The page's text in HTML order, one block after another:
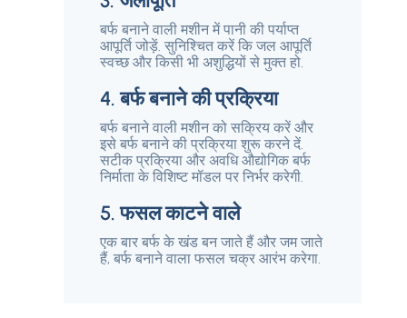
बर्फ बनाने वाली मशीन में पानी की पर्याप्त
आपूर्ति जोड़ें. सुनिश्चित करें कि जल आपूर्ति
स्वच्छ और किसी भी अशुद्धियों से मुक्त हो.
4. बर्फ बनाने की प्रक्रिया
बर्फ बनाने वाली मशीन को सक्रिय करें और
इसे बर्फ बनाने की प्रक्रिया शुरू करने दें.
सटीक प्रक्रिया और अवधि औद्योगिक बर्फ
निर्माता के विशिष्ट मॉडल पर निर्भर करेगी.
5. फसल काटने वाले
एक बार बर्फ के खंड बन जाते हैं और जम जाते
हैं, बर्फ बनाने वाला फसल चक्र आरंभ करेगा.